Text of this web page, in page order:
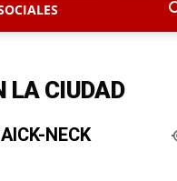
LA CIUDAD
NECK